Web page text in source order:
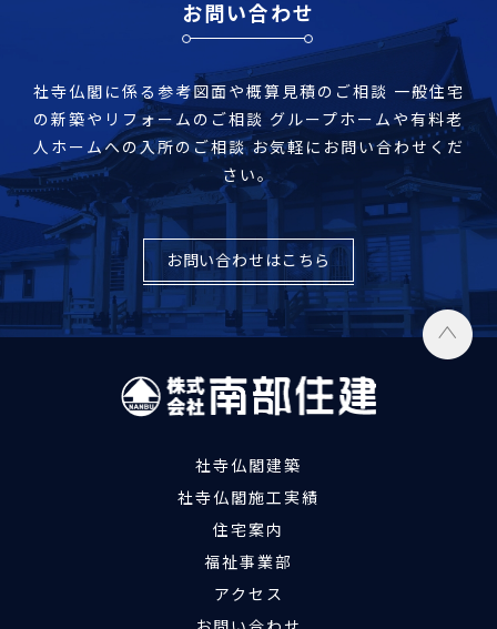
お問い合わせ
社寺仏閣に係る参考図面や概算見積のご相談 一般住宅
の新築やリフォームのご相談 グループホームや有料老
人ホームへの入所のご相談お気軽にお問い合わせくだ
さい。
お問い合わせはこちら
社寺仏閣建築
社寺仏閣施工実績
住宅案内
福祉事業部
アクセス